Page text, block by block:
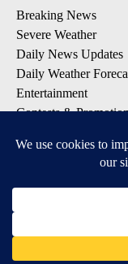
Breaking News
Severe Weather
Daily News Updates
Daily Weather
Entertainment
Contests &
DOWNLOAD